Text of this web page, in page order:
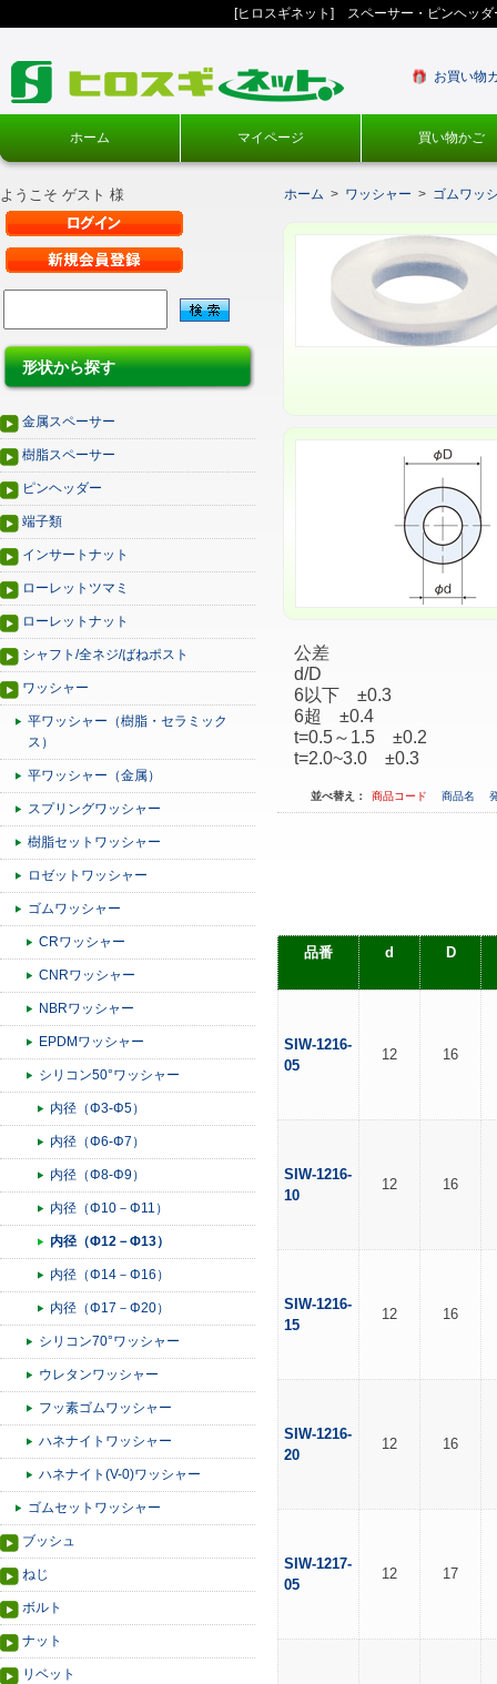
[ヒロスギネット] スペーサー・ピンヘッ
お買い物
ホーム マイページ 買い物かご
ようこそ ゲスト 様
形状から探す
金属スペーサー
樹脂スペーサー
ピンヘッダー
端子類
インサートナット
ローレットツマミ
ローレットナット
シャフト/全ネジ/ばねポスト
ワッシャー
平ワッシャー（樹脂・セラミック
ス）
平ワッシャー（金属）
スプリングワッシャー
樹脂セットワッシャー
ロゼットワッシャー
ゴムワッシャー
CRワッシャー
CNRワッシャー
NBRワッシャー
EPDMワッシャー
シリコン50°ワッシャー
内径（Φ3-Φ5）
内径（Φ6-Φ7）
内径（Φ8-Φ9）
内径（Φ10－Φ11）
内径（Φ12－Φ13）
内径（Φ14－Φ16）
内径（Φ17－Φ20）
シリコン70°ワッシャー
ウレタンワッシャー
フッ素ゴムワッシャー
ハネナイトワッシャー
ハネナイト(V-0)ワッシャー
ゴムセットワッシャー
ブッシュ
ねじ
ボルト
ナット
リベット
ホーム > ワッシャー > ゴムワッ
公差
d/D
6以下 ±0.3
6超 ±0.4
t=0.5～1.5 ±0.2
t=2.0~3.0 ±0.3
並べ替え： 商品コード 商品名
品番 d D
SIW-1216-
05
12 16
SIW-1216-
10
12 16
SIW-1216-
15
12 16
SIW-1216-
20
12 16
SIW-1217-
05
12 17